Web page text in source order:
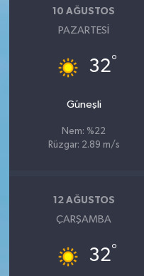
10 AĞUSTOS
PAZARTESI
32°
Güneşli
Nem: %22
Rüzgar: 2.89 m/s
12 AĞUSTOS
ÇARŞAMBA
32°